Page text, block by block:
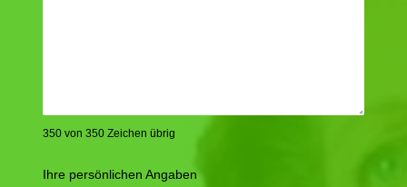
350 von 350 Zeichen übrig
Ihre persönlichen Angaben